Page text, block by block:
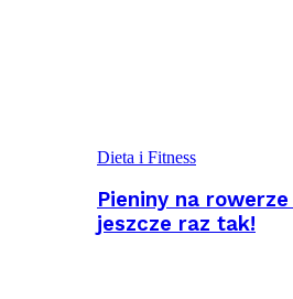
Dieta i Fitness
Pieniny na
jeszcze raz tak!